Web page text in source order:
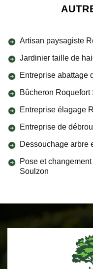
Artisan paysagiste
Jardinier taille de
Entreprise abattage
Bûcheron Roquefort
Entreprise élagage
Entreprise de
Dessouchage arbre
Pose et
Soulzon